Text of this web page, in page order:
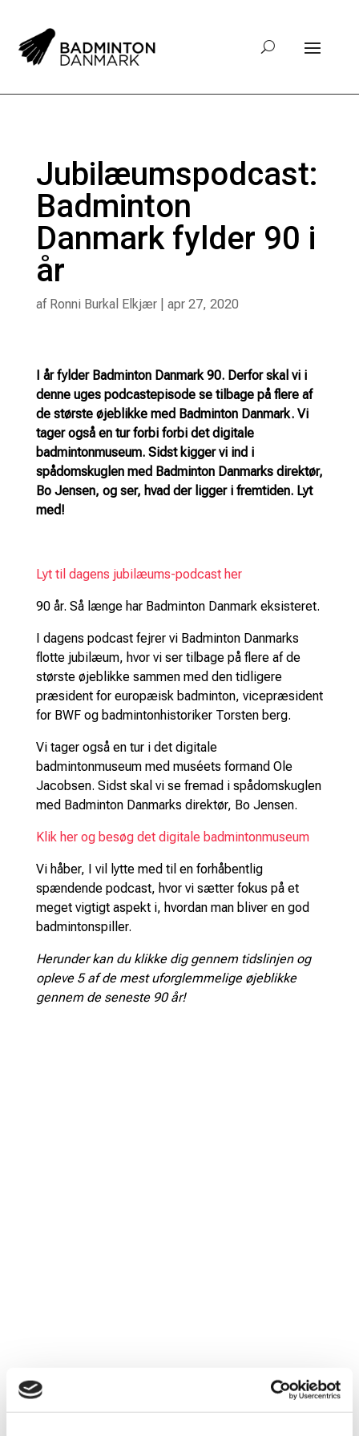
Jubilæumspodcast:
Badminton
Danmark fylder 90 i
år
af Ronni Burkal Elkjær| apr 27, 2020
I år fylder Badminton Danmark 90. Derfor skal vi i
denne uges podcastepisode se tilbage på flere af
de største øjeblikke med Badminton Danmark. Vi
tager også en tur forbi forbi det digitale
badmintonmuseum. Sidst kigger vi ind i
spådomskuglen med Badminton Danmarks direktør,
Bo Jensen, og ser, hvad der ligger i fremtiden. Lyt
med!
Lyt til dagens jubilæums-podcast her
90 år. Så længe har Badminton Danmark eksisteret.
I dagens podcast fejrer vi Badminton Danmarks
flotte jubilæum, hvor vi ser tilbage på flere af de
største øjeblikke sammen med den tidligere
præsident for europæisk badminton, vicepræsident
for BWF og badmintonhistoriker Torsten berg.
Vi tager også en tur i det digitale
badmintonmuseum med muséets formand Ole
Jacobsen. Sidst skal vi se fremad i spådomskuglen
med Badminton Danmarks direktør, Bo Jensen.
Klik her og besøg det digitale badmintonmuseum
Vi håber, I vil lytte med til en forhåbentlig
spændende podcast, hvor vi sætter fokus på et
meget vigtigt aspekt i, hvordan man bliver en god
badmintonspiller.
Herunder kan du klikke dig gennem tidslinjen og
opleve 5 af de mest uforglemmelige øjeblikke
gennem de seneste 90 år!